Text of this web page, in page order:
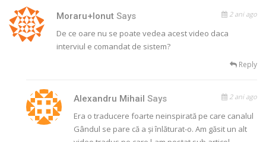
Moraru+Ionut Says 2 ani ago
De ce oare nu se poate vedea acest video daca
interviul e comandat de sistem?
Reply
Alexandru MihailSays 2 ani ago
Era o traducere foarte neinspirată pe care canalul
Gândul se pare că a și înlăturat-o. Am găsit un alt